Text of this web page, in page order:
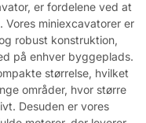
er fordelene ved at
miniexcavatorer er
robust konstruktion,
på enhver byggeplads.
størrelse, hvilket
områder, hvor større
Desuden er vores